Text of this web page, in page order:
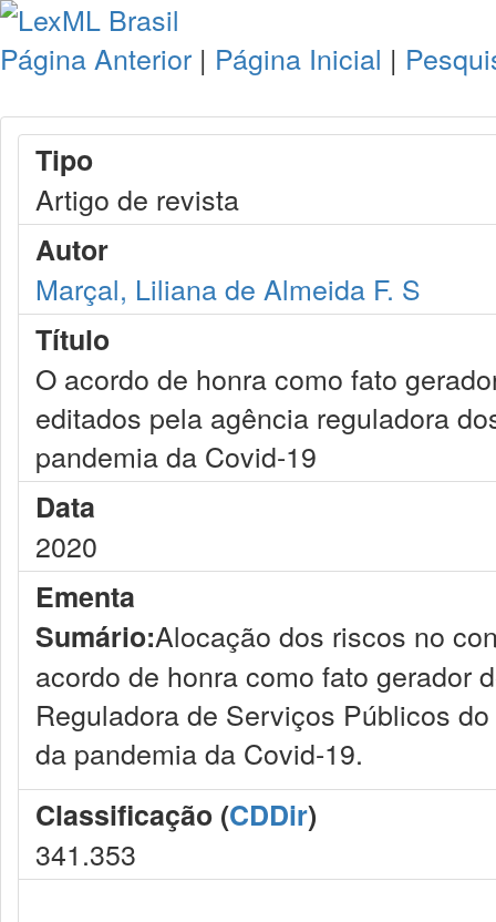
Página Anterior | Página Inicial |
Tipo
Artigo de revista
Autor
Marçal, Liliana de Almeida F. S
Título
O acordo de honra como fato
editados pela agência reguladora
pandemia da Covid-19
Data
2020
Ementa
Sumário:Alocação dos riscos no
acordo de honra como fato gerador
Reguladora de Serviços Públicos
da pandemia da Covid-19.
Classificação (CDDir)
341.353